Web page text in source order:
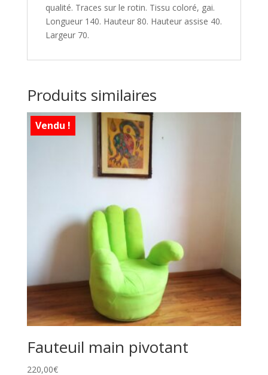
qualité. Traces sur le rotin. Tissu coloré, gai.
Longueur 140. Hauteur 80. Hauteur assise 40.
Largeur 70.
Produits similaires
Vendu !
Fauteuil main pivotant
220,00€